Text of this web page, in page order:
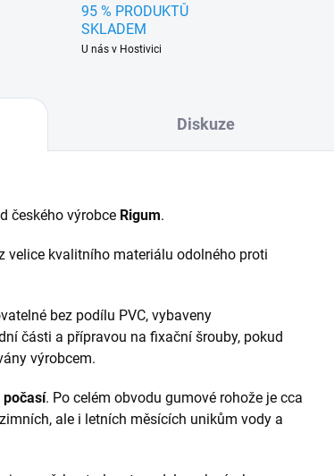
95 % PRODUKTŮ
SKLADEM
U nás v Hostivici
Diskuze
českého výrobce Rigum.
velice kvalitního materiálu odolného proti
bez podílu PVC, vybaveny
části a přípravou na fixační šrouby, pokud
výrobcem.
počasí. Po celém obvodu gumové rohože je cca
ale i letních měsících unikům vody a